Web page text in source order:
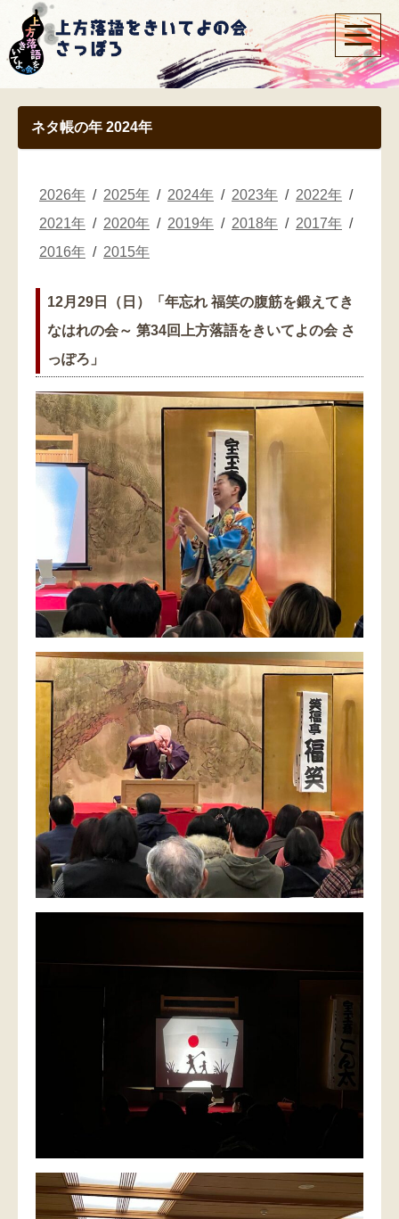
ネタ帳の年 2024年
2026年 2025年 2024年 2023年
2022年
2021年
2020年 2019年 2018年
2017年
2016年
2015年
12月29日（日）「年忘れ 福笑の腹筋を鍛えてき
なはれの会～ 第34回上方落語をきいてよの会 さ
っぽろ」